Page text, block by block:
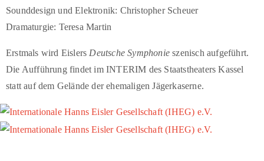
Sounddesign und Elektronik: Christopher Scheuer
Dramaturgie: Teresa Martin
Erstmals wird EislersDeutsche Symphonie szenisch aufgeführt.
Die Aufführung findet im INTERIM des Staatstheaters Kassel
statt auf dem Gelände der ehemaligen Jägerkaserne.